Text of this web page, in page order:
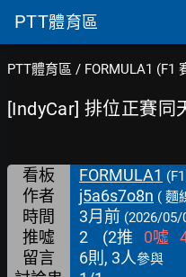
PTT體育區
PTT體育區 / FORMULA1 (F1
[IndyCar] 排位正賽同
看板 FORMULA1
作者 j5a6s7o8n ( 麵
時間 3月前 (2026/05/
推噓 2 (2推 0噓
留言
6則, 3人參與